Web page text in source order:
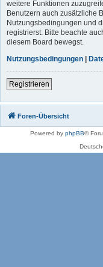
weitere Funktionen
Benutzern auch zusätzliche
Nutzungsbedingungen und
registrierst. Bitte beachte
diesem Board bewegst.
Nutzungsbedingungen |
Registrieren
Foren-Übersicht
Powered by phpBB®